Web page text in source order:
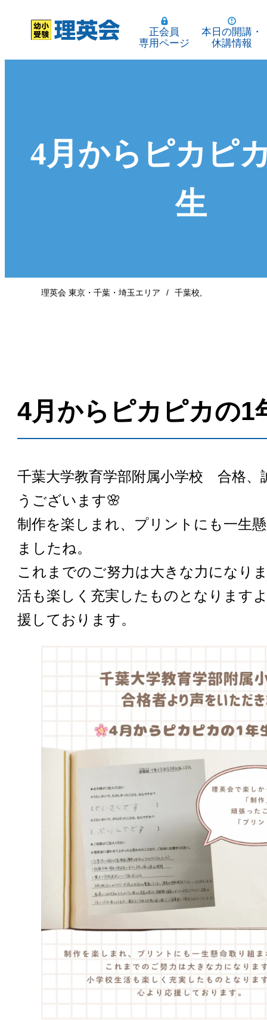
正会員
専用ページ
本日の開講・
休講情報
4月からピカピ
生
理英会 東京・千葉・埼玉エリア 千葉校
4月からピカピカの1
千葉大学教育学部附属小学校 合格、
うございます🌸
制作を楽しまれ、プリントにも一生
ましたね。
これまでのご努力は大きな力になり
活も楽しく充実したものとなります
援しております。